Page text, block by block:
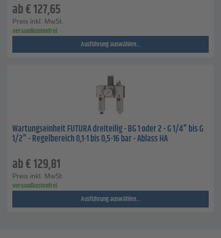
ab€127,65
Preis inkl. MwSt.
versandkostenfrei
Ausführung auswählen...
Wartungseinheit FUTURA dreiteilig - BG 1 oder 2 - G 1/4" bis G
1/2" - Regelbereich 0,1-1 bis 0,5-16 bar - Ablass HA
ab€129,81
Preis inkl. MwSt.
versandkostenfrei
Ausführung auswählen...